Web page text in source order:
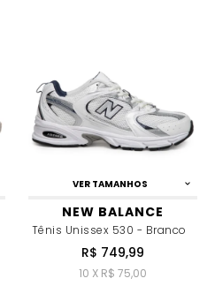
VER TAMANHOS
NEW BALANCE
Tênis Unissex 530 - Branco
R$ 749,99
10 X R$ 75,00